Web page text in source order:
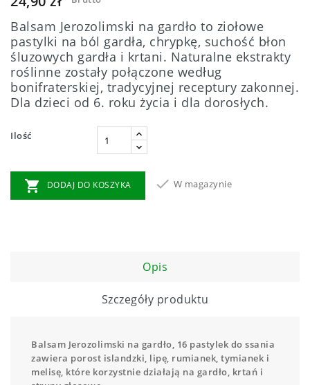
Balsam Jerozolimski na gardło to ziołowe
pastylki na ból gardła, chrypkę, suchość błon
śluzowych gardła i krtani. Naturalne ekstrakty
roślinne zostały połączone według
bonifraterskiej, tradycyjnej receptury zakonnej.
Dla dzieci od 6. roku życia i dla dorosłych.
Ilość
 DODAJ DO KOSZYKA  W magazynie
Opis
Szczegóły produktu
Balsam Jerozolimski na gardło, 16 pastylek do ssania
zawiera porost islandzki, lipę, rumianek, tymianek i
melisę, które korzystnie działają na gardło, krtań i